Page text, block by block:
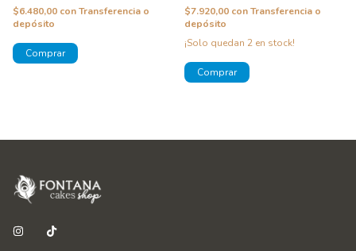
$6.480,00 conTransferencia o
depósito
$7.920,00 conTransferencia o
depósito
¡Solo quedan 2 en stock!